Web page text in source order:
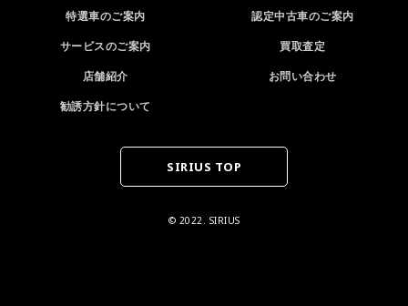
特選車のご案内
認定中古車のご案内
サービスのご案内
買取査定
店舗紹介
お問い合わせ
勧誘方針について
SIRIUS TOP
© 2022. SIRIUS